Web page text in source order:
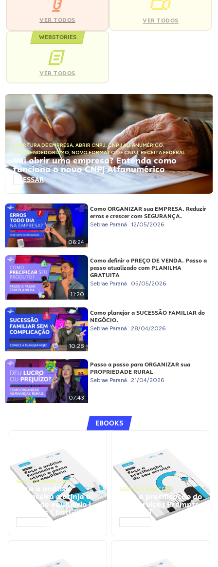
VER TODOS VER TODOS
WEBSTORIES
VER TODOS
ABERTURA DE EMPRESA, ABRIR CNPJ,CNPJ ALFANUMÉRICO,
EMPREENDEDORISMO, NOVO FORMATO DE CNPJ,RECEITA FEDERAL
Vai abrir uma empresa? Entenda como
funciona o novo CNPJ Alfanumérico
ACESSAR
06:24
Como ORGANIZAR sua EMPRESA. Reduzir
erros e crescer com SEGURANÇA.
Sebrae Paraná 12/05/2026
11:20
Como definir o PREÇO DE VENDA. Passo a
passo atualizado com PLANILHA
GRATUITA
Sebrae Paraná 05/05/2026
10:28
Como planejar a SUCESSÃO FAMILIAR do
NEGÓCIO.
Sebrae Paraná 28/04/2026
07:43
Passo a passo para ORGANIZAR sua
PROPRIEDADE RURAL
Sebrae Paraná 21/04/2026
EBOOKS
GESTÃO FINANCEIRA
Faça a análise
financeira e atinja o
ponto de equilíbrio |
Prompts ChatGPT
GESTÃO FINANCEIRA
Faça a precificação do
seu serviço | Prompts
ChatGPT